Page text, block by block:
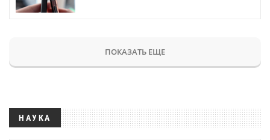
ПОКАЗАТЬ ЕЩЕ
НАУКА